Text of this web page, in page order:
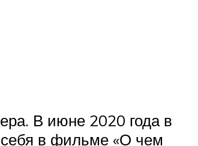
В июне 2020 года в
в фильме «О чем